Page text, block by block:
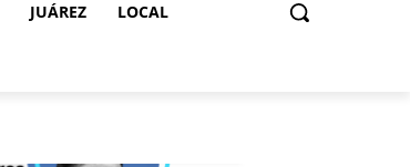
JUÁREZ LOCAL